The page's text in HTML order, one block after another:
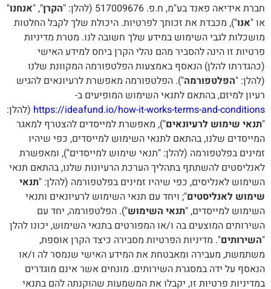
חברת אידיאה פאנד בע"מ, ח.פ. 517009676 (להלן: "
הקרן", "אנחנו"
או "אנו"), מכבדת את זכותך לפרטיות. היכולת שלך לקבל החלטות
מושכלות לגבי השימוש במידע שלך חשובה לנו. מטרת מדיניות
פרטיות זו הינה להסביר מהם נהלי הקרן ביחס למידע האישי
(כהגדרתו להלן) הנאסף באמצעות הפלטפורמה המקוונת שלנו
(להלן: "הפלטפורמה"). הפלטפורמה מאפשרת לרעיונאים להגיש
רעיון למיזם, בהתאם לתנאי השימוש המופיעים ב-
https://ideafund.io/how-it-works-terms-and-conditions (להלן:
"תנאי שימוש לרעיונאים"), מאפשרת למייסדים להצטרף למאגר
המייסדים שלנו, בהתאם לתנאי השימוש למייסדים, כפי שיהיו
זמינים בפלטפורמה (להלן: "תנאי שימוש למייסדים"), ומאפשרת
לאנליסטים להשתתף בתהליך הערכת הרעיונות שלנו, בהתאם תנאי
השימוש לאנליסים, כפי שיהיו זמינים בפלטפורמה (להלן: "תנאי
שימוש לאנליסטים"; ויחד עם תנאי השימוש לרעיונאים ותנאי
השימוש למייסדים, "תנאי השימוש"). הפלטפורמה, יחד עם
השירותים המוצעים בה ו/או המפורטים בתנאי השימוש, יכונו להלן
"השירותים". מדיניות הפרטיות מסבירה כיצד הקרן אוספת,
משתמשת, מעבירה ומאבטחת את המידע האישי שנמסר לה ו/או
הנאסף על ידה במסגרת השירותים. מונחים אשר אינם מוגדרים
במדיניות פרטיות זו, יקבלו את המשמעות שהוקנתה להם בתנאי